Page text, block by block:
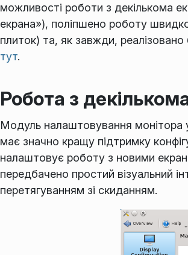
можливості роботи з декількома
екрана»), поліпшено роботу
плиток) та, як завжди,
тут.
Робота з
Модуль налаштовування монітора
має значно кращу підтримку
налаштовує роботу з новими
передбачено простий візуальний
перетягуванням зі скиданням.